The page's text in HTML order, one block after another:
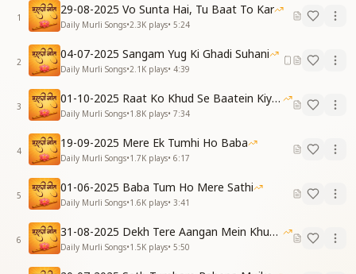
Now it's time to return back home, then enter the
Golden Age,
In these precious moments of Sangam, Your love fills
every page.
Now it's time to return back home, then enter the
Golden Age,
By walking in Your footsteps, Baba, we build heaven’s
sacred stage.
[VERSE 1]
देवी-देवता बन हमने सुख अपार पाया था
धीरे-धीरे हमको पतित माया ने बनाया था
अंत समय में आकर बाबा, तूने हाथ बढ़ाया है
सोये हुए मन को मेरे ज्ञान से जगाया है
Once we lived as deities, in joy beyond compare,
1
29-08-2025 Vo Sunta Hai, Tu Baat To Kar
Daily Murli Songs•2.3K plays• 5:24
2
04-07-2025 Sangam Yug Ki Ghadi Suhani
Daily Murli Songs•2.1K plays• 4:39
3
01-10-2025 Raat Ko Khud Se Baatein Kiya Kijiye
Daily Murli Songs•1.8K plays• 7:34
4
19-09-2025 Mere Ek Tumhi Ho Baba
Daily Murli Songs•1.7K plays• 6:17
5
01-06-2025 Baba Tum Ho Mere Sathi
Daily Murli Songs•1.6K plays• 3:41
6
31-08-2025 Dekh Tere Aangan Mein Khud Bhagwan
Daily Murli Songs•1.5K plays• 5:50